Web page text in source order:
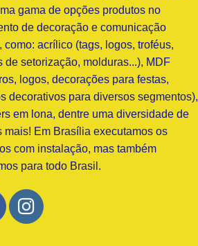
gama de opções produtos no
de decoração e comunicação
como: acrílico (tags, logos, troféus,
de setorização, molduras...), MDF
logos, decorações para festas,
decorativos para diversos segmentos),
em lona, dentre uma diversidade de
mais! Em Brasília executamos os
com instalação, mas também
para todo Brasil.